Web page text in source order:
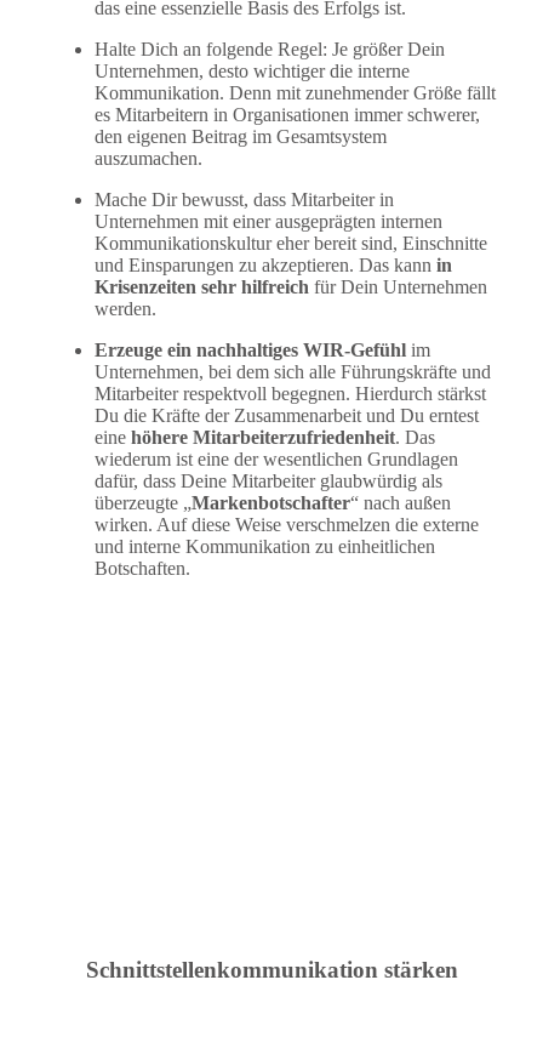
das eine essenzielle Basis des Erfolgs ist.
Halte Dich an folgende Regel: Je größer Dein
Unternehmen, desto wichtiger die interne
Kommunikation. Denn mit zunehmender Größe fällt
es Mitarbeitern in Organisationen immer schwerer,
den eigenen Beitrag im Gesamtsystem
auszumachen.
Mache Dir bewusst, dass Mitarbeiter in
Unternehmen mit einer ausgeprägten internen
Kommunikationskultur eher bereit sind, Einschnitte
und Einsparungen zu akzeptieren. Das kann in
Krisenzeiten sehr hilfreich für Dein Unternehmen
werden.
Erzeuge ein nachhaltiges WIR-Gefühl im
Unternehmen, bei dem sich alle Führungskräfte und
Mitarbeiter respektvoll begegnen. Hierdurch stärkst
Du die Kräfte der Zusammenarbeit und Du erntest
eine höhere Mitarbeiterzufriedenheit. Das
wiederum ist eine der wesentlichen Grundlagen
dafür, dass Deine Mitarbeiter glaubwürdig als
überzeugte „Markenbotschafter“ nach außen
wirken. Auf diese Weise verschmelzen die externe
und interne Kommunikation zu einheitlichen
Botschaften.
Schnittstellenkommunikation stärken